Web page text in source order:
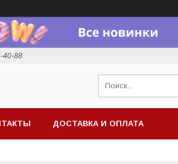
40-88
ДОСТАВКА И ОПЛАТА